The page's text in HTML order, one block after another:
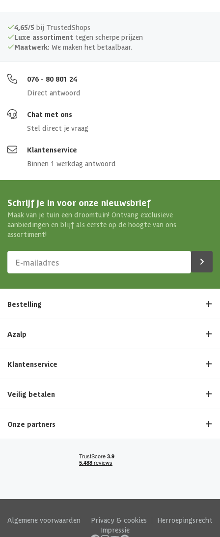
4,65/5 bij TrustedShops
Luxe assortiment tegen scherpe prijzen
Maatwerk: We maken het betaalbaar.
076 - 80 801 24
Direct antwoord
Chat met ons
Stel direct je vraag
Klantenservice
Binnen 1 werkdag antwoord
Schrijf je in voor onze nieuwsbrief
Maak van je tuin een droomtuin! Ontvang exclusieve
aanbiedingen en blijf als eerste op de hoogte van ons
assortiment!
Bestelling
Azalp
Klantenservice
Veilig betalen
Onze partners
Algemene voorwaarden Privacy & cookies
Herroepingsrecht
Impressie